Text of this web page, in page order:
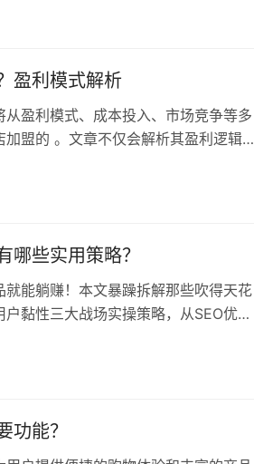
三大车险的优劣，助您选购最适合自
盈利模式解析
盈利模式、成本投入、市场竞争等多
盟的 。文章不仅会解析其盈利逻辑，
坑？ 最近几年，京东便利店的概念火
佛加盟就能躺赚。但现实真的如此美
哪些实用策略？
能躺赚！本文暴躁拆解那些吹得天花
黏性三大战场实操策略，从SEO优化
？先把你那破店铺拾掇明白！ 天天喊
马赛克，详情页写得比裹脚布还长，
功能？